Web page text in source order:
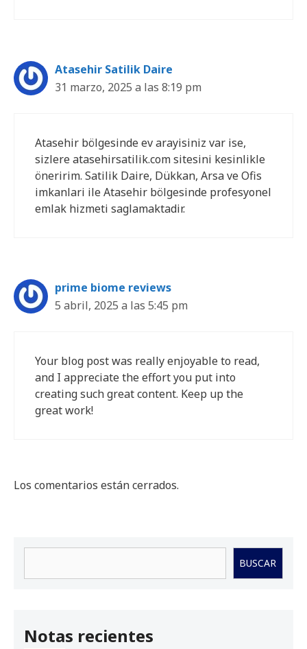
Atasehir Satilik Daire
31 marzo, 2025 a las 8:19 pm
Atasehir bölgesinde ev arayisiniz var ise,
sizlere atasehirsatilik.com sitesini kesinlikle
öneririm. Satilik Daire, Dükkan, Arsa ve Ofis
imkanlari ile Atasehir bölgesinde profesyonel
emlak hizmeti saglamaktadir.
prime biome reviews
5 abril, 2025 a las 5:45 pm
Your blog post was really enjoyable to read,
and I appreciate the effort you put into
creating such great content. Keep up the
great work!
Los comentarios están cerrados.
BUSCAR
Notas recientes